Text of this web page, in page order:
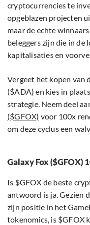
cryptocurrencies te
opgeblazen projecten
maar de echte
beleggers zijn die in de
kapitalisaties en
Vergeet het kopen van
($ADA) en kies in
strategie. Neem deel
($GFOX) voor 100x
om deze cyclus een
Galaxy Fox ($GFOX)
Is $GFOX de beste
antwoord is ja. Gezien
zijn positie in het
tokenomics, is $GFOX